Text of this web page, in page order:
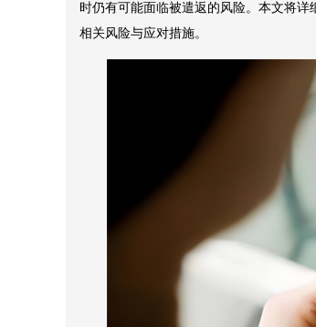
时仍有可能面临被遣返的风险。本文将
相关风险与应对措施。